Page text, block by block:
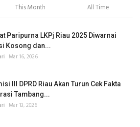
This Month All Time
Paripurna LKPj Riau 2025 Diwarnai
Kosong dan...
Mar 16, 2026
III DPRD Riau Akan Turun Cek Fakta
Tambang...
Mar 13, 2026